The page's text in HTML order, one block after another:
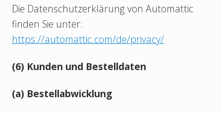
Die Datenschutzerklärung von Automattic
finden Sie unter:
https://automattic.com/de/privacy/
(6) Kunden und Bestelldaten
(a) Bestellabwicklung